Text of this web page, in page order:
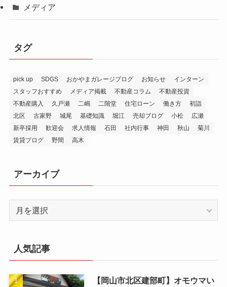
メディア
タグ
pick up SDGS おかやまガレージブログ お知らせ
インターン
スタッフおすすめ
メディア掲載 不動産コラム
不動産投資
不動産購入
久戸瀬 二嶋 二階堂 住宅ローン 働き方
初詣
北区
古家野 城尾 基礎知識 堀江 売却ブログ 小松
広瀬
新卒採用
歓迎会 求人情報 石田 社内行事 神田 秋山
菊川
賃貸ブログ
野間 高木
アーカイブ
ブ
人気記事
【岡山市北区建部町】オモウマい